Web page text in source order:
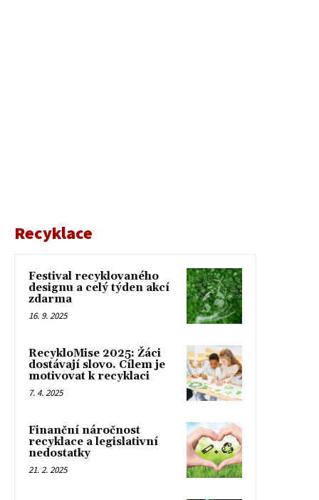
Recyklace
Festival recyklovaného
designu a celý týden akcí
zdarma
16. 9. 2025
RecykloMise 2025: Žáci
dostávají slovo. Cílem je
motivovat k recyklaci
7. 4. 2025
Finanční náročnost
recyklace a legislativní
nedostatky
21. 2. 2025